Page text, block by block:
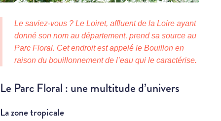
Le saviez-vous ? Le Loiret, affluent de la Loire ayant
donné son nom au département, prend sa source au
Parc Floral. Cet endroit est appelé le Bouillon en
raison du bouillonnement de l’eau qui le caractérise.
Le Parc Floral : une multitude d’univers
La zone tropicale